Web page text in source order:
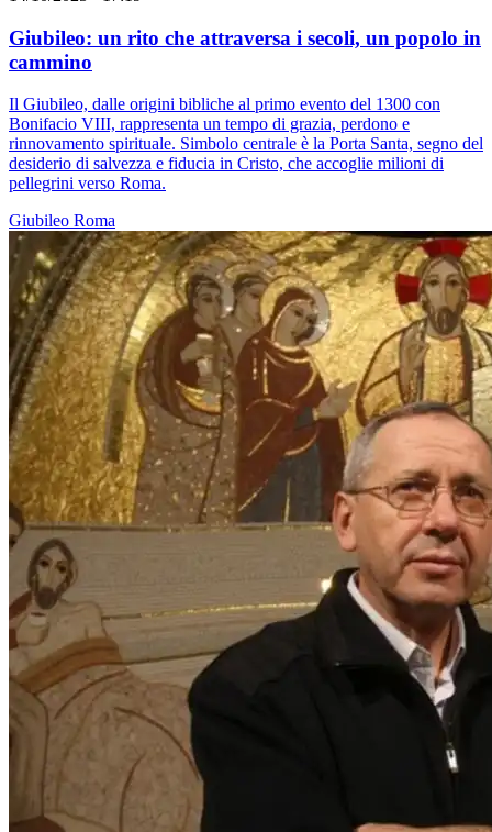
Giubileo: un rito che attraversa i secoli, un popolo in
cammino
Il Giubileo, dalle origini bibliche al primo evento del 1300 con
Bonifacio VIII, rappresenta un tempo di grazia, perdono e
rinnovamento spirituale. Simbolo centrale è la Porta Santa, segno del
desiderio di salvezza e fiducia in Cristo, che accoglie milioni di
pellegrini verso Roma.
Giubileo Roma